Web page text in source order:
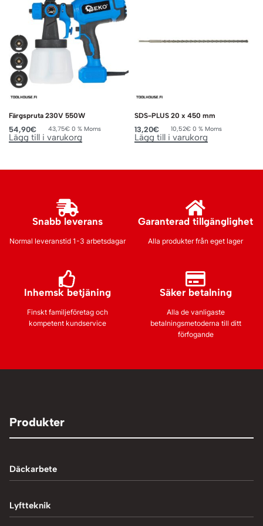
Färgspruta 230V 550W
54,90€ 43,75€ 0 % Moms
Lägg till i varukorg
SDS-PLUS 20 x 450 mm
13,20€ 10,52€ 0 % Moms
Lägg till i varukorg
Snabb leverans
Normal leveranstid 1-3 arbetsdagar
Garanterad tillgänglighet
Alla produkter från eget lager
Inhemsk betjäning
Finskt familjeföretag och
kompetent kundservice
Säker betalning
Alla de vanligaste
betalningsmetoderna till ditt
förfogande
Produkter
Däckarbete
Balanseringsmaskiner
Lyftteknik